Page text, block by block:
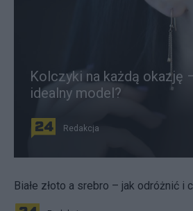
Kolczyki na każdą okazję
idealny model?
Redakcja
Białe złoto a srebro – jak odróżnić i